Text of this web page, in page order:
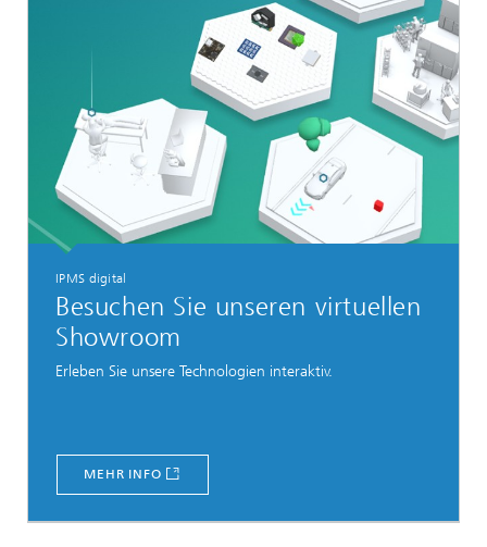
IPMS digital
Besuchen Sie unseren virtuellen
Showroom
Erleben Sie unsere Technologien interaktiv.
MEHR INFO